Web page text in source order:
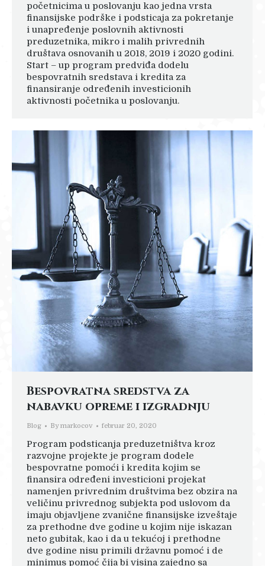
početnicima u poslovanju kao jedna vrsta
finansijske podrške i podsticaja za pokretanje
i unapređenje poslovnih aktivnosti
preduzetnika, mikro i malih privrednih
društava osnovanih u 2018, 2019 i 2020 godini.
Start – up program predviđa dodelu
bespovratnih sredstava i kredita za
finansiranje određenih investicionih
aktivnosti početnika u poslovanju.
Bespovratna sredstva za
nabavku opreme i izgradnju
Blog Bymarkocov februar 20, 2020
Program podsticanja preduzetništva kroz
razvojne projekte je program dodele
bespovratne pomoći i kredita kojim se
finansira određeni investicioni projekat
namenjen privrednim društvima bez obzira na
veličinu privrednog subjekta pod uslovom da
imaju objavljene zvanične finansijske izveštaje
za prethodne dve godine u kojim nije iskazan
neto gubitak, kao i da u tekućoj i prethodne
dve godine nisu primili državnu pomoć i de
minimus pomoć čija bi visina zajedno sa